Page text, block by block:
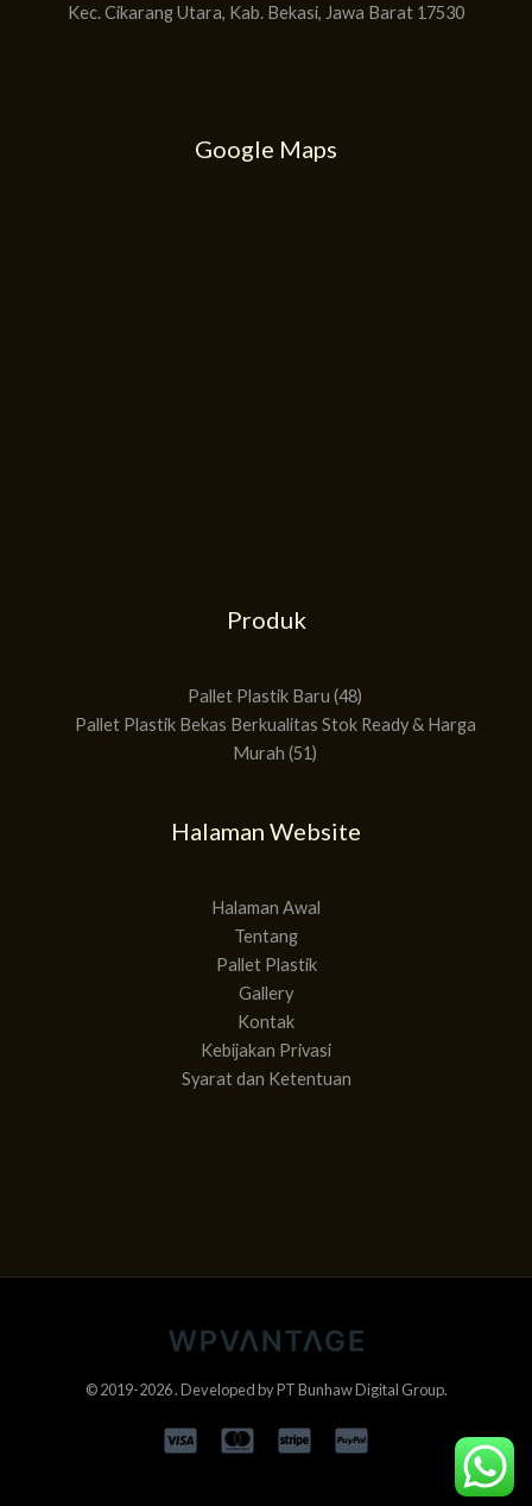
Kec. Cikarang Utara, Kab. Bekasi, Jawa Barat 17530
Google Maps
Produk
Pallet Plastik Baru 48
Pallet Plastik Bekas Berkualitas Stok Ready & Harga
Murah 51
Halaman Website
Halaman Awal
Tentang
Pallet Plastik
Gallery
Kontak
Kebijakan Privasi
Syarat dan Ketentuan
© 2019-2026 . Developed byPT Bunhaw Digital Group.